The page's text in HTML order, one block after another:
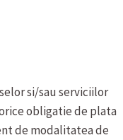
si/sau serviciilor
obligatie de plata
de modalitatea de